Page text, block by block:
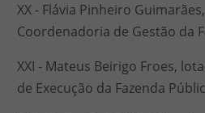
XX - Flávia Pinheiro
Coordenadoria de Gestão da
XXI - Mateus Beirigo Froes,
de Execução da Fazenda